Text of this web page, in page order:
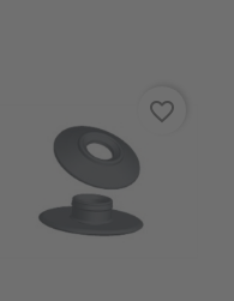
favorite_border